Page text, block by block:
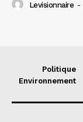
Levisionnaire -
Politique
Environnement